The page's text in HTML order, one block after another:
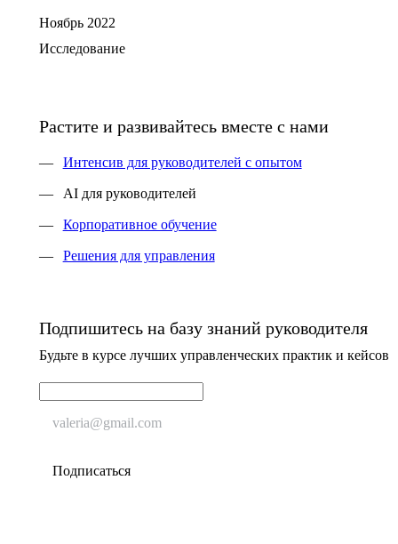
Ноябрь 2022
Исследование
Растите и развивайтесь вместе с нами
Интенсив для руководителей с опытом
AI для руководителей
Корпоративное обучение
Решения для управления
Подпишитесь на базу знаний руководителя
Будьте в курсе лучших управленческих практик и кейсов